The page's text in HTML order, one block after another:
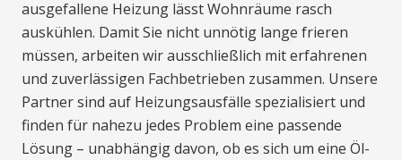
ausgefallene Heizung lässt Wohnräume rasch
auskühlen. Damit Sie nicht unnötig lange frieren
müssen, arbeiten wir ausschließlich mit erfahrenen
und zuverlässigen Fachbetrieben zusammen. Unsere
Partner sind auf Heizungsausfälle spezialisiert und
finden für nahezu jedes Problem eine passende
Lösung – unabhängig davon, ob es sich um eine Öl-